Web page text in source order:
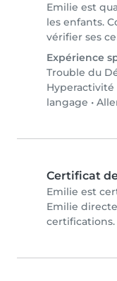
Emilie est
les enfants.
vérifier ses
Expérience
Trouble du
Hyperactivité
langage •
Certificat
Emilie est
Emilie
certifications.